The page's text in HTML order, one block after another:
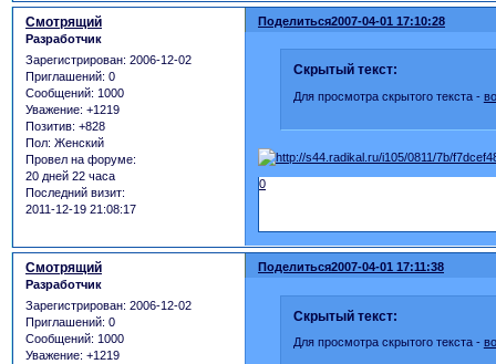
Поделиться2007-04-01 17:10:28
Смотрящий
Разработчик
Зарегистрирован: 2006-12-02
Приглашений: 0
Сообщений: 1000
Уважение: +1219
Позитив: +828
Пол: Женский
Провел на форуме:
20 дней 22 часа
Последний визит:
2011-12-19 21:08:17
Скрытый текст:
Для просмотра скрытого текста -
0
Поделиться2007-04-01 17:11:38
Смотрящий
Разработчик
Зарегистрирован: 2006-12-02
Приглашений: 0
Сообщений: 1000
Уважение: +1219
Скрытый текст:
Для просмотра скрытого текста -